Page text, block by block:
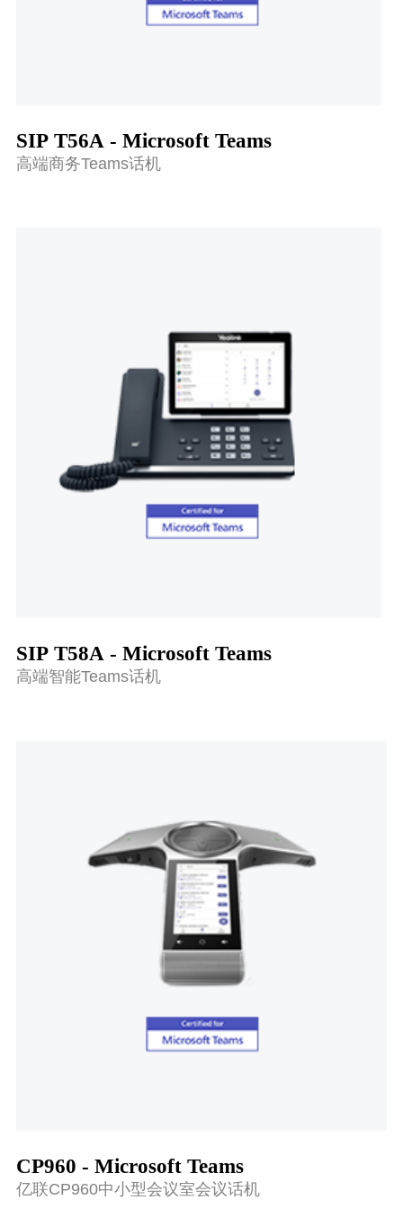
SIP T56A - Microsoft Teams
高端商务Teams话机
SIP T58A - Microsoft Teams
高端智能Teams话机
CP960 - Microsoft Teams
亿联CP960中小型会议室会议话机